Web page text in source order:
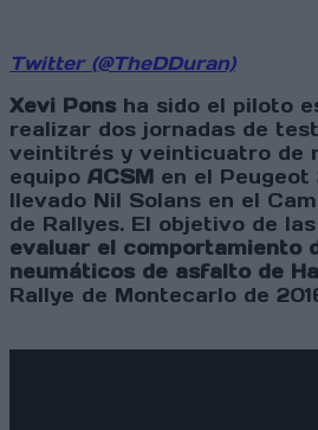
Twitter (@TheDDuran)
Xevi Pons ha sido el piloto
realizar dos jornadas de
veintitrés y veinticuatro de
equipo ACSM en el Peugeot
llevado Nil Solans en el
de Rallyes. El objetivo de
evaluar el comportamiento
neumáticos de asfalto de
Rallye de Montecarlo de